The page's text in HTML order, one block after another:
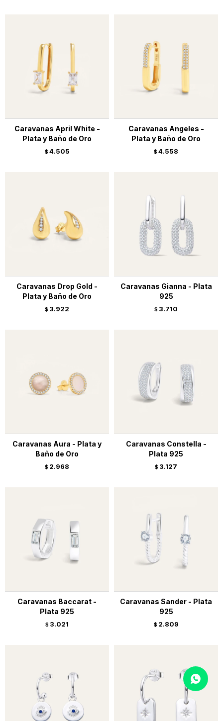
Caravanas April White -
Plata y Baño de Oro
$ 4.505
Caravanas Angeles -
Plata y Baño de Oro
$ 4.558
Caravanas Drop Gold -
Plata y Baño de Oro
$ 3.922
Caravanas Gianna - Plata
925
$ 3.710
Caravanas Aura - Plata y
Baño de Oro
$ 2.968
Caravanas Constella -
Plata 925
$ 3.127
Caravanas Baccarat -
Plata 925
$ 3.021
Caravanas Sander - Plata
925
$ 2.809